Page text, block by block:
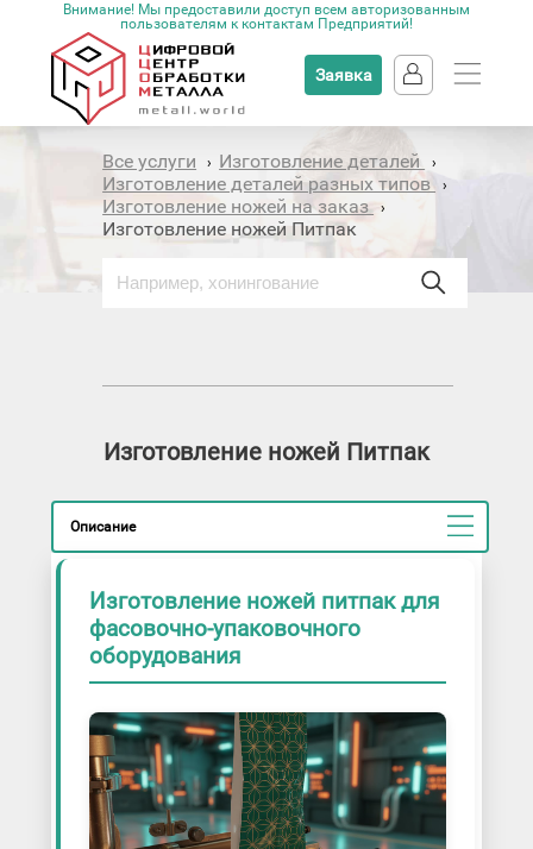
Внимание! Мы предоставили доступ всем авторизованным
пользователям к контактам Предприятий!
Заявка
Все услуги › Изготовление деталей ›
Изготовление деталей разных типов ›
Изготовление ножей на заказ ›
Изготовление ножей Питпак
Изготовление ножей Питпак
Описание
Изготовление ножей питпак для
фасовочно-упаковочного
оборудования